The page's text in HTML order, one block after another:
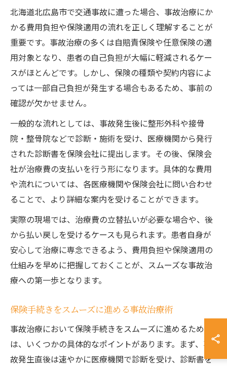
北海道北広島市で交通事故に遭った場合、事故治療にか
かる費用負担や保険適用の流れを正しく理解することが
重要です。事故治療の多くは自賠責保険や任意保険の適
用対象となり、患者の自己負担が大幅に軽減されるケー
スがほとんどです。しかし、保険の種類や契約内容によ
っては一部自己負担が発生する場合もあるため、事前の
確認が欠かせません。
一般的な流れとしては、事故発生後に整形外科や接骨
院・整骨院などで診断・施術を受け、医療機関から発行
された診断書を保険会社に提出します。その後、保険会
社が治療費の支払いを行う形になります。具体的な費用
や流れについては、各医療機関や保険会社に問い合わせ
ることで、より詳細な案内を受けることができます。
実際の現場では、治療費の立替払いが必要な場合や、後
から払い戻しを受けるケースも見られます。患者自身が
安心して治療に専念できるよう、費用負担や保険適用の
仕組みを早めに把握しておくことが、スムーズな事故治
療への第一歩となります。
保険手続きをスムーズに進める事故治療術
事故治療において保険手続きをスムーズに進めるために
は、いくつかの具体的なポイントがあります。まず、事
故発生直後は速やかに医療機関で診断を受け、診断書を